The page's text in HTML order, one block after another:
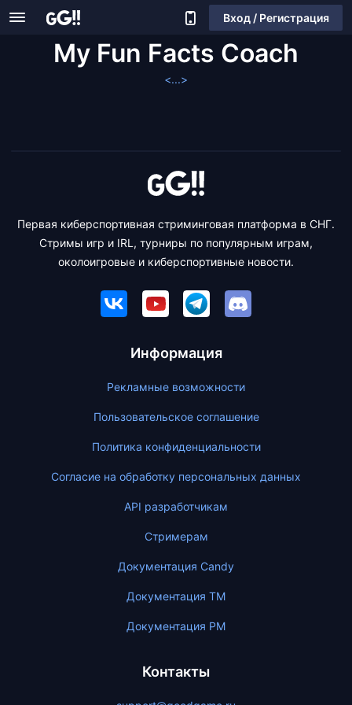
Вход / Регистрация
My Fun Facts Coach
<...>
Первая киберспортивная стриминговая платформа в СНГ.
Стримы игр и IRL, турниры по популярным играм,
околоигровые и киберспортивные новости.
Информация
Рекламные возможности
Пользовательское соглашение
Политика конфиденциальности
Согласие на обработку персональных данных
API разработчикам
Стримерам
Документация Candy
Документация ТМ
Документация PM
Контакты